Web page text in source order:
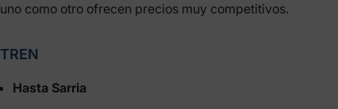
uno como otro ofrecen precios muy competitivos.
TREN
Hasta Sarria